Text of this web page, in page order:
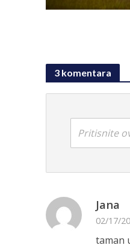
3 komentara
Pritisnite
Jana
02/17/
taman